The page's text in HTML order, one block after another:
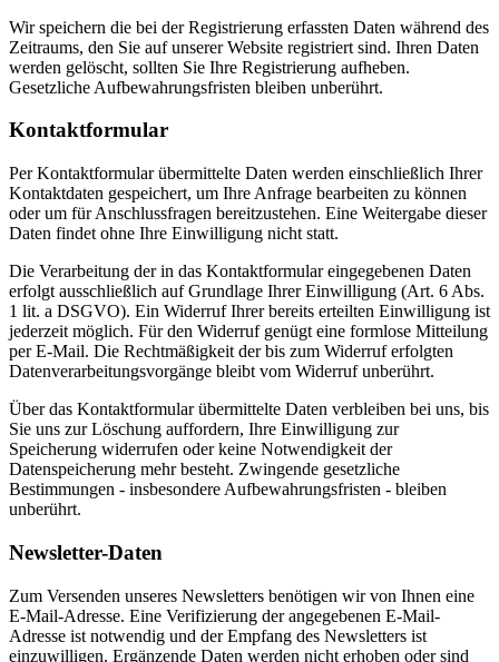
Wir speichern die bei der Registrierung erfassten Daten während des
Zeitraums, den Sie auf unserer Website registriert sind. Ihren Daten
werden gelöscht, sollten Sie Ihre Registrierung aufheben.
Gesetzliche Aufbewahrungsfristen bleiben unberührt.
Kontaktformular
Per Kontaktformular übermittelte Daten werden einschließlich Ihrer
Kontaktdaten gespeichert, um Ihre Anfrage bearbeiten zu können
oder um für Anschlussfragen bereitzustehen. Eine Weitergabe dieser
Daten findet ohne Ihre Einwilligung nicht statt.
Die Verarbeitung der in das Kontaktformular eingegebenen Daten
erfolgt ausschließlich auf Grundlage Ihrer Einwilligung (Art. 6 Abs.
1 lit. a DSGVO). Ein Widerruf Ihrer bereits erteilten Einwilligung ist
jederzeit möglich. Für den Widerruf genügt eine formlose Mitteilung
per E-Mail. Die Rechtmäßigkeit der bis zum Widerruf erfolgten
Datenverarbeitungsvorgänge bleibt vom Widerruf unberührt.
Über das Kontaktformular übermittelte Daten verbleiben bei uns, bis
Sie uns zur Löschung auffordern, Ihre Einwilligung zur
Speicherung widerrufen oder keine Notwendigkeit der
Datenspeicherung mehr besteht. Zwingende gesetzliche
Bestimmungen - insbesondere Aufbewahrungsfristen - bleiben
unberührt.
Newsletter-Daten
Zum Versenden unseres Newsletters benötigen wir von Ihnen eine
E-Mail-Adresse. Eine Verifizierung der angegebenen E-Mail-
Adresse ist notwendig und der Empfang des Newsletters ist
einzuwilligen. Ergänzende Daten werden nicht erhoben oder sind